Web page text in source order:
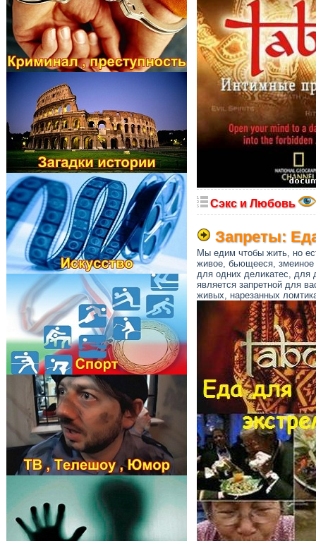
Сэкс и Любовь
Запреты:
Мы едим чтобы жить, но
живое, бьющееся, змеиное
для одних деликaтес, для
является запретной для
живых, нарезанных